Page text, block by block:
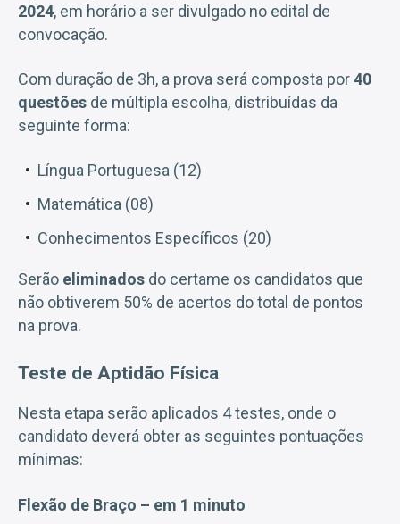
2024, em horário a ser divulgado no edital de
convocação.
Com duração de 3h, a prova será composta por40
questões de múltipla escolha, distribuídas da
seguinte forma:
Língua Portuguesa (12)
Matemática (08)
Conhecimentos Específicos (20)
Serão eliminados do certame os candidatos que
não obtiverem 50% de acertos do total de pontos
na prova.
Teste de Aptidão Física
Nesta etapa serão aplicados 4 testes, onde o
candidato deverá obter as seguintes pontuações
mínimas:
Flexão de Braço – em 1 minuto